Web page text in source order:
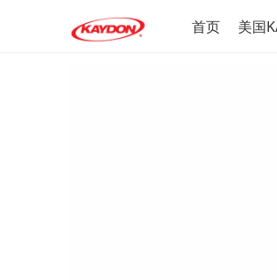
首页 美国